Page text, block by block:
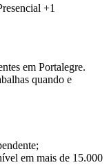
+1
em Portalegre.
quando e
em mais de 15.000